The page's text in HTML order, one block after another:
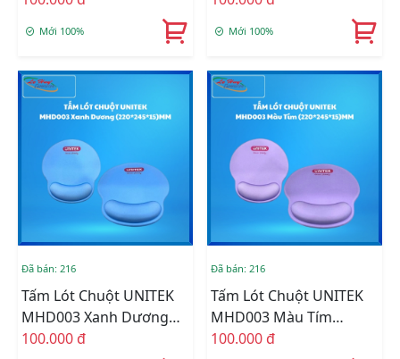
Mới 100% Mới 100%
Đã bán: 216
Tấm Lót Chuột UNITEK
MHD003 Xanh Dương
(220*245*15)MM
100.000 đ
Đã bán: 216
Tấm Lót Chuột UNITEK
MHD003 Màu Tím
(220*245*15)MM
100.000 đ